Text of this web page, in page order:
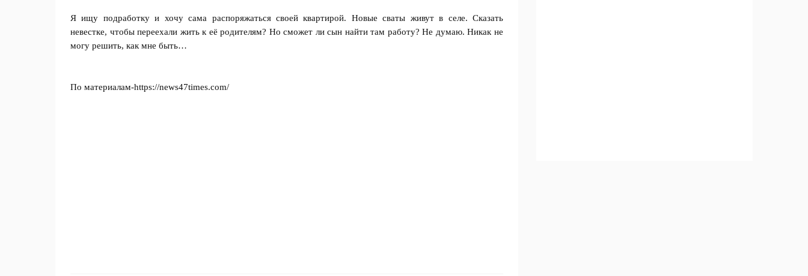
Я ищу подработку и хочу сама распоряжаться своей квартирой. Новые сваты живут в селе. Сказать
невестке, чтобы переехали жить к её родителям? Но сможет ли сын найти там работу? Не думаю. Никак не
могу решить, как мне быть…
По материалам-https://news47times.com/